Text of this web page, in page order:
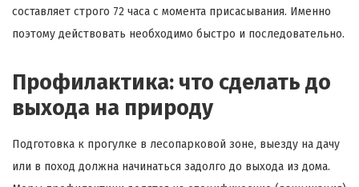
составляет строго 72 часа с момента присасывания. Именно
поэтому действовать необходимо быстро и последовательно.
Профилактика: что сделать до
выхода на природу
Подготовка к прогулке в лесопарковой зоне, выезду на дачу
или в поход должна начинаться задолго до выхода из дома.